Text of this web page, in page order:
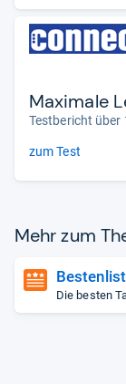
Maximale
Testbericht über
zum Test
Mehr zum
Die besten